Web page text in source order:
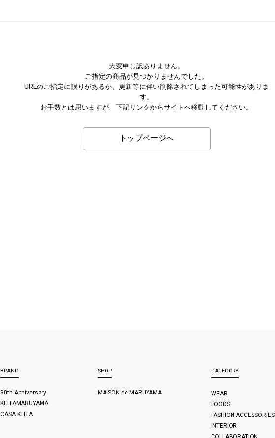
大変申し訳ありません。
ご指定の商品が見つかりませんでした。
URLのご指定に誤りがあるか、更新等に伴い削除されてしまった可能性がありま
す。
お手数とは思いますが、下記リンクからサイトへ移動してください。
トップページへ
BRAND
30th Anniversary
KEITAMARUYAMA
CASA KEITA
SHOP
MAISON de MARUYAMA
CATEGORY
WEAR
FOODS
FASHION ACCESSORIES
INTERIOR
COLLABORATION